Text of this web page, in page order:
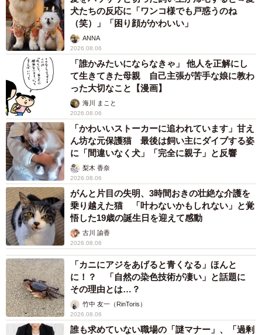
犬たちの反応に「ワンコ様でも戸惑うのね
（笑）」「困り顔がかわいい」
ANNA
2026.08.06
「誰かみたいにならなきゃ」 他人を正解にし
て生きてきた母親 自己主張が苦手な娘に教わ
った大切なこと【漫画】
海川 まこと
2026.08.06
「かわいいストーカーに追われています」甘え
ん坊な元保護猫 最後は飼い主にダイブする姿
に「間違いなく犬」「完全に親子」と反響
梨木 香奈
2026.08.06
がんと片目の失明、3時間おきの壮絶な介護を
乗り越えた猫 「叶わないかもしれない」と覚
悟した19歳の誕生日を迎えて感動
古川 諭香
2026.08.06
「カニにアジをあげると青くなる」ほんと
に！？ 「自然の染色技術が凄い」と話題に
その理由とは…？
竹中 友一（RinToris）
2026.08.06
誰も求めていない職場の「謎マナー」、「過剰